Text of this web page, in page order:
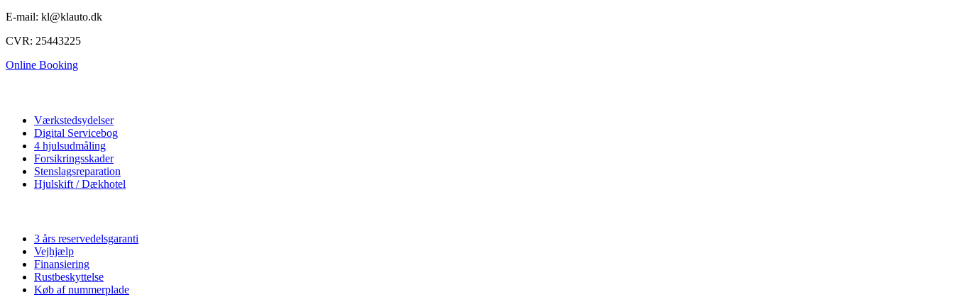
E-mail: kl@klauto.dk
CVR: 25443225
Online Booking
Værkstedsydelser
Digital Servicebog
4 hjulsudmåling
Forsikringsskader
Stenslagsreparation
Hjulskift / Dækhotel
3 års reservedelsgaranti
Vejhjælp
Finansiering
Rustbeskyttelse
Køb af nummerplade